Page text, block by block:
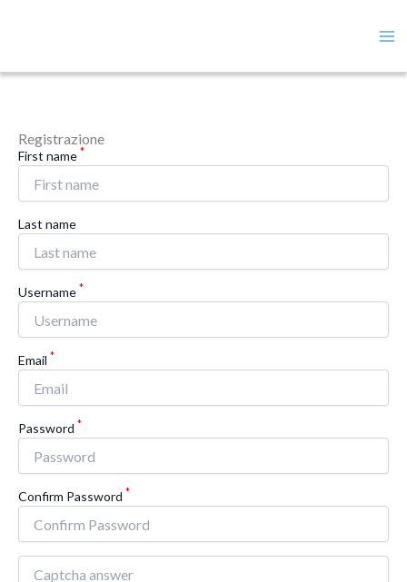
Registrazione
First name *
Last name
Username *
Email *
Password *
Confirm Password *